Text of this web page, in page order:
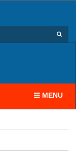
Toggle
MENU